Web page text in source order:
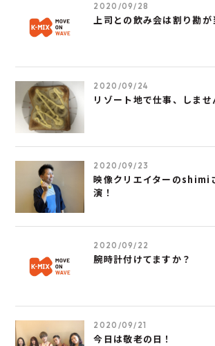
2020/09/28
上司との飲み会は割り勘
2020/09/24
リゾート地で仕事、しませ
2020/09/23
映像クリエイターのshimi
演！
2020/09/22
腕時計付けてますか？
2020/09/21
今日は敬老の日！